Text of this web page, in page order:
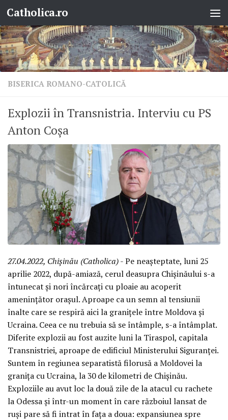
Skip to content
Catholica.ro
BISERICA ROMANO-CATOLICĂ
Explozii în Transnistria. Interviu cu PS
Anton Coșa
27.04.2022, Chișinău (Catholica)- Pe neașteptate, luni 25
aprilie 2022, după-amiază, cerul deasupra Chișinăului s-a
întunecat și nori încărcați cu ploaie au acoperit
amenințător orașul. Aproape ca un semn al tensiunii
înalte care se respiră aici la granițele între Moldova și
Ucraina. Ceea ce nu trebuia să se întâmple, s-a întâmplat.
Diferite explozii au fost auzite luni la Tiraspol, capitala
Transnistriei, aproape de edificiul Ministerului Siguranței.
Suntem în regiunea separatistă filorusă a Moldovei la
granița cu Ucraina, la 30 de kilometri de Chișinău.
Exploziile au avut loc la două zile de la atacul cu rachete
la Odessa și într-un moment în care războiul lansat de
ruși pare să fi intrat în fața a doua: expansiunea spre